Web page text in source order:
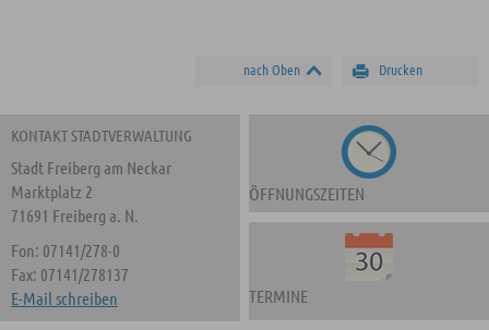
Drucken
nach Oben
KONTAKT STADTVERWALTUNG
Stadt Freiberg am Neckar
Marktplatz 2
71691 Freiberg a. N.
Fon: 07141/278-0
Fax: 07141/278137
E-Mail schreiben
ÖFFNUNGSZEITEN
TERMINE